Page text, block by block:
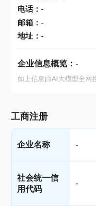
电话： -
邮箱： -
地址： -
企业信息概览： -
如上信息由AI大模型全网
工商注册
企业名称 -
社会统一信
用代码
-